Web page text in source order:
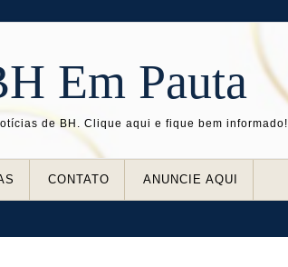
Em Pauta
de BH. Clique aqui e fique bem informado!
CONTATO ANUNCIE AQUI